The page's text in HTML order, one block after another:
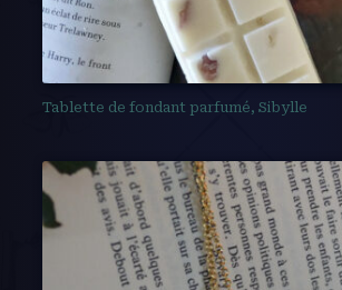
Tablette de fondant parfumé, Sibylle